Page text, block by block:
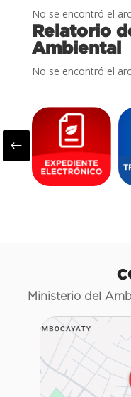
No se encontró el
Relatorio
Ambiental
No se encontró el
#
Ministerio del